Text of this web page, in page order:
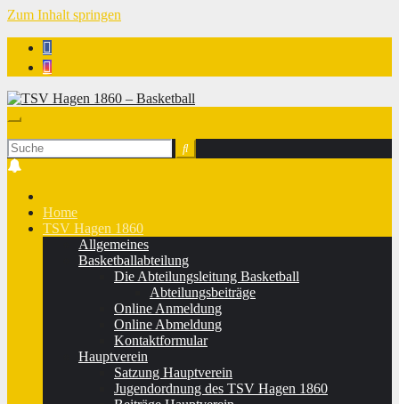
Zum Inhalt springen
Home
TSV Hagen 1860
Allgemeines
Basketballabteilung
Die Abteilungsleitung Basketball
Abteilungsbeiträge
Online Anmeldung
Online Abmeldung
Kontaktformular
Hauptverein
Satzung Hauptverein
Jugendordnung des TSV Hagen 1860